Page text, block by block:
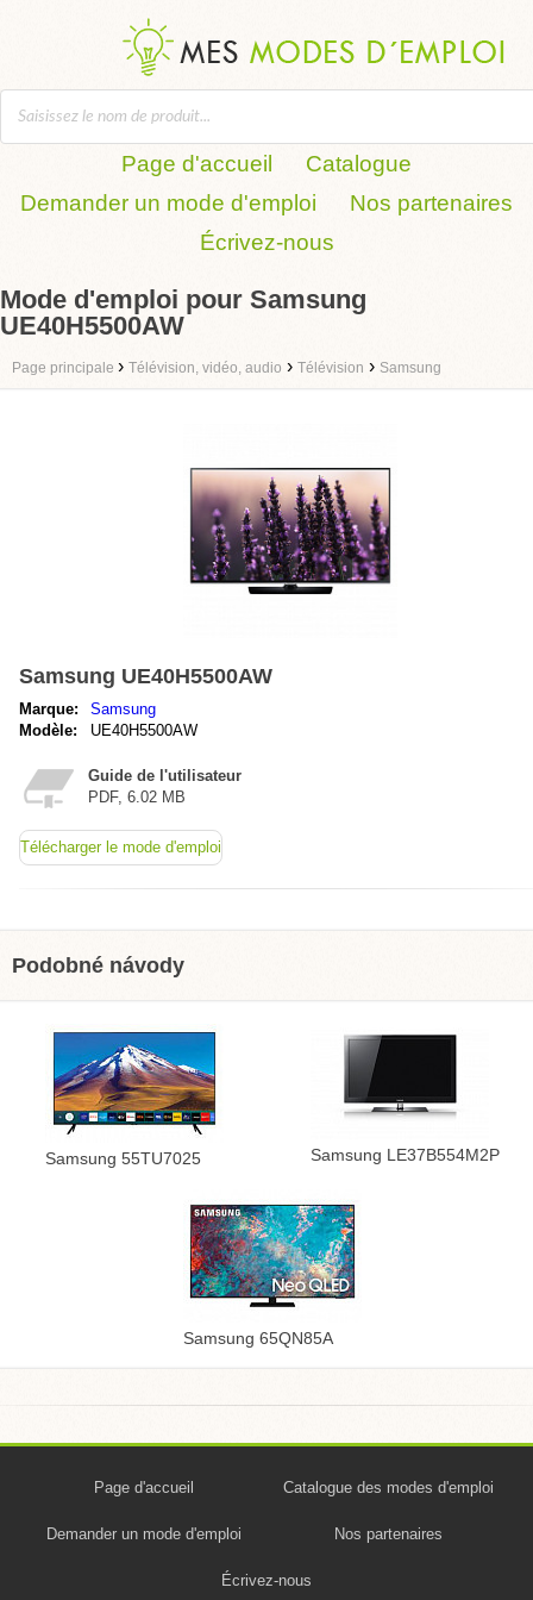
Page d'accueil
Catalogue
Demander un mode d'emploi
Nos partenaires
Écrivez-nous
Mode d'emploi pour Samsung
UE40H5500AW
Page principale › Télévision, vidéo, audio › Télévision › Samsung
Samsung UE40H5500AW
Marque:
Samsung
Modèle:
UE40H5500AW
Guide de l'utilisateur
PDF, 6.02 MB
Télécharger le mode d'emploi
Podobné návody
Samsung 55TU7025 Samsung LE37B554M2P
Samsung 65QN85A
Page d'accueil Catalogue des modes d'emploi
Demander un mode d'emploi Nos partenaires
Écrivez-nous